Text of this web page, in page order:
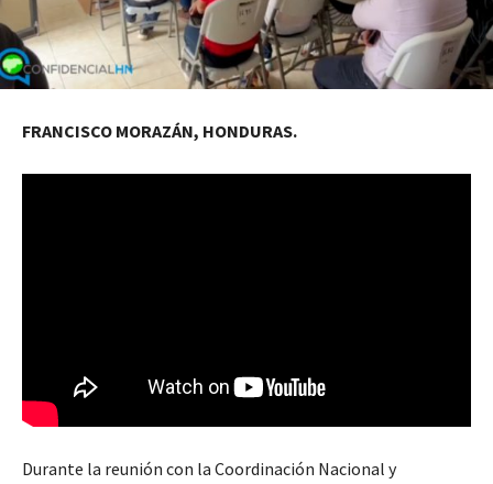
FRANCISCO MORAZÁN, HONDURAS.
Durante la reunión con la Coordinación Nacional y